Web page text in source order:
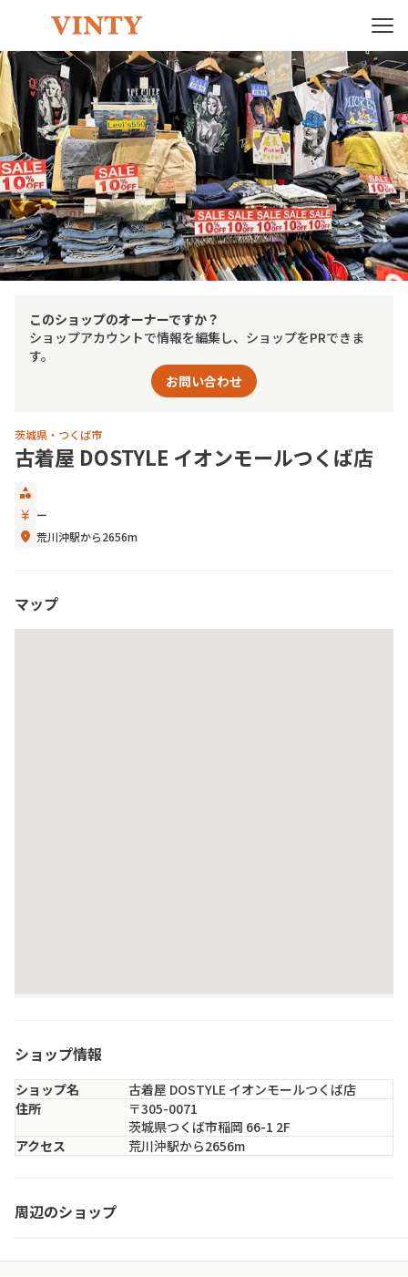
このショップのオーナーですか？
ショップアカウントで情報を編集し、ショップをPRできま
す。
お問い合わせ
茨城県・つくば市
古着屋 DOSTYLE イオンモールつくば店
category
currency_yen ー
location_on 荒川沖駅から2656m
マップ
ショップ情報
ショップ名
古着屋 DOSTYLE イオンモールつくば店
住所
〒305-0071
茨城県つくば市稲岡 66-1 2F
アクセス
荒川沖駅から2656m
周辺のショップ
茨城県・つくば市